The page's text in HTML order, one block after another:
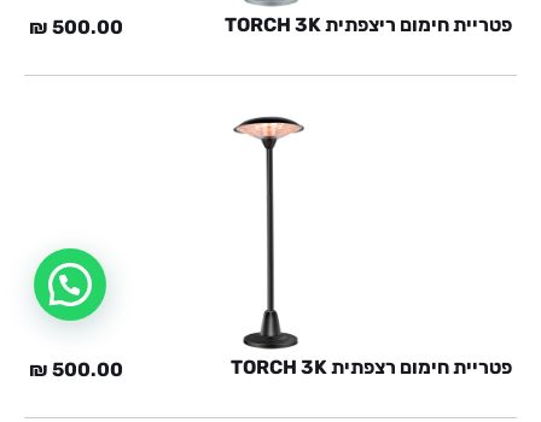
פטריית חימום ריצפתית TORCH 3K 500.00
₪
פטריית חימום רצפתית TORCH 3K 500.00
₪